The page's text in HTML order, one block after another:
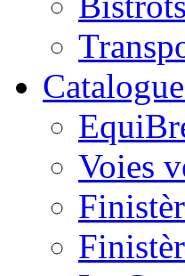
Voies